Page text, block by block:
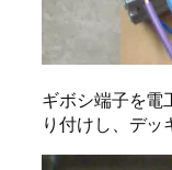
ギボシ端子を電
り付けし、デッ